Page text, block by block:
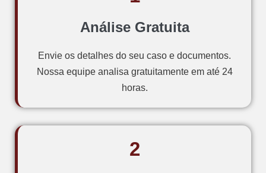
Análise Gratuita
Envie os detalhes do seu caso e documentos.
Nossa equipe analisa gratuitamente em até 24
horas.
2